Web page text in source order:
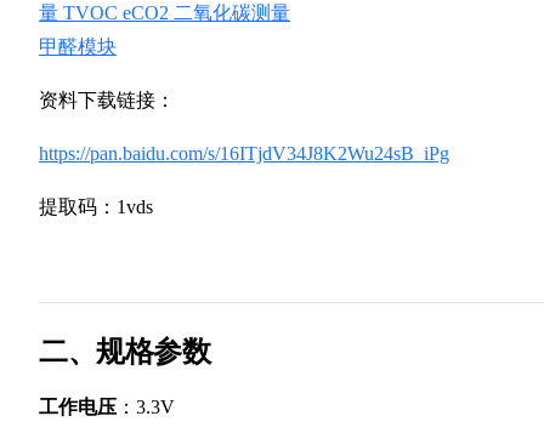
量 TVOC eCO2 二氧化碳测量
甲醛模块
资料下载链接：
https://pan.baidu.com/s/16ITjdV34J8K2Wu24sB_iPg
提取码：1vds
二、规格参数
工作电压 ：3.3V